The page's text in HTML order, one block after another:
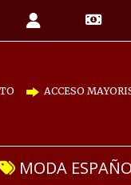
ACCESO
MODA